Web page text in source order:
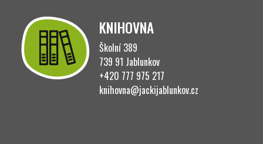
KNIHOVNA
Školní 389
739 91 Jablunkov
+420 777 975 217
knihovna@jackijablunkov.cz